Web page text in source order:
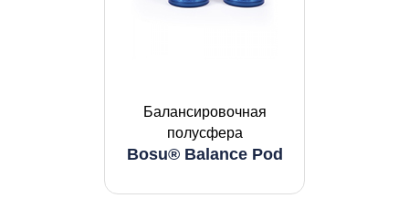
Балансировочная
полусфера
Bosu® Balance Pod